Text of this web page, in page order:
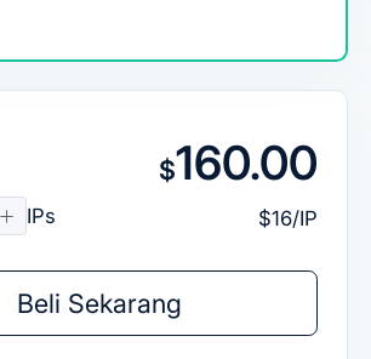
IPs
$160.00
$16/IP
Beli Sekarang